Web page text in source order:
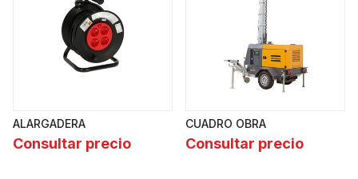
ALARGADERA
Consultar precio
CUADRO OBRA
Consultar precio